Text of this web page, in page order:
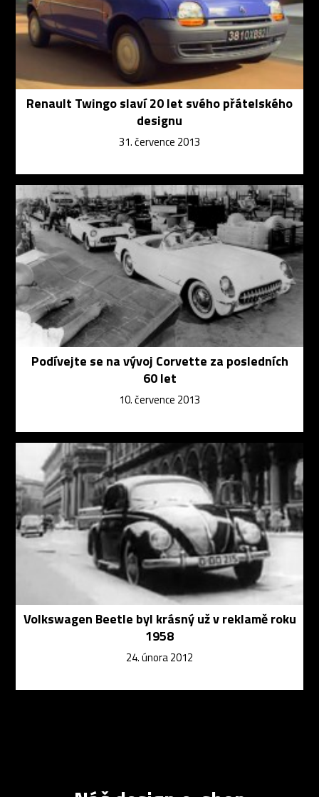
Renault Twingo slaví 20 let svého přátelského
designu
31. července 2013
Podívejte se na vývoj Corvette za posledních
60 let
10. července 2013
Volkswagen Beetle byl krásný už v reklamě roku
1958
24. února 2012